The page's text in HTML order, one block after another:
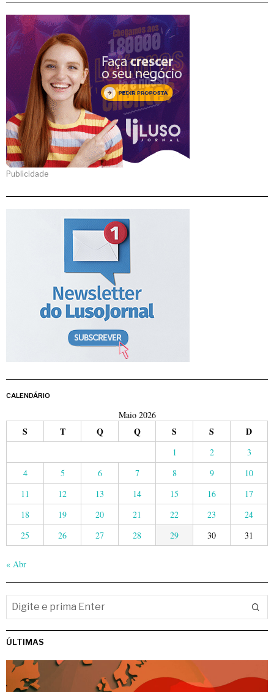
Publicidade
CALENDÁRIO
Maio 2026
S T Q Q S S D
1 2
3
4
5 6 7 8 9
10
11
12 13 14 15 16
17
18
19 20 21 22 23
24
25
26 27 28 29 30 31
« Abr
ÚLTIMAS